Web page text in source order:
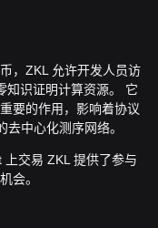
，ZKL 允许开发人员访
知识证明计算资源。 它
要的作用，影响着协议
中心化测序网络。
交易 ZKL 提供了参与
会。